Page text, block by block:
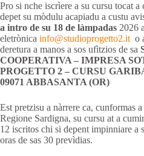
Pro si nche iscrìere a su cursu tocat a
depet su mòdulu acapiadu a custu
a intro de su 18 de làmpadas 2026
eletrònica info@studioprogetto2.it o
deretura a manos a sos ufìtzios de sa
COOPERATIVA – IMPRESA
PROGETTO 2 – CURSU
09071 ABBASANTA (OR)
Est pretzisu a nàrrere ca, cunformas
Regione Sardigna, su cursu at a
12 iscritos chi si depent impinniare a
oras de sas 30 prevìdias.